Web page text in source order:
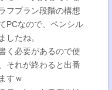
フプラン段階の構想
PCなので、ペンシル
したね。
く必要があるので使
それが終わると出番
すｗ